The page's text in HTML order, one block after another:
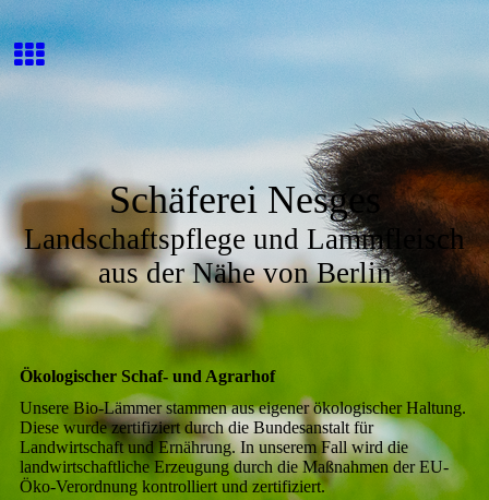
Schäferei Nesges
Landschaftspflege und Lammfleisch
aus der Nähe von Berlin
Ökologischer Schaf- und Agrarhof
Unsere Bio-Lämmer stammen aus eigener ökologischer Haltung.
Diese wurde zertifiziert durch die Bundesanstalt für
Landwirtschaft und Ernährung. In unserem Fall wird die
landwirtschaftliche Erzeugung durch die Maßnahmen der EU-
Öko-Verordnung kontrolliert und zertifiziert.